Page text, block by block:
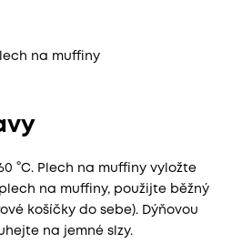
na muffiny
°C. Plech na muffiny vyložte
na muffiny, použijte běžný
košíčky do sebe). Dýňovou
na jemné slzy.